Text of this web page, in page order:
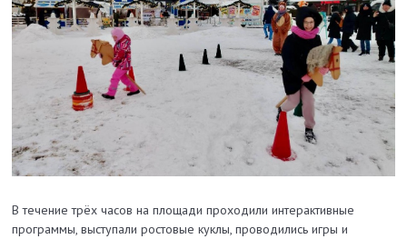
В течение трёх часов на площади проходили интерактивные
программы, выступали ростовые куклы, проводились игры и